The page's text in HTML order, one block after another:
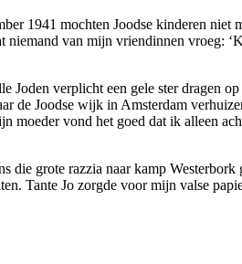
1941 mochten Joodse kinderen niet
niemand van mijn vriendinnen vroeg:
verplicht een gele ster dragen
de Joodse wijk in Amsterdam
moeder vond het goed dat ik alleen
grote razzia naar kamp Westerbork
Tante Jo zorgde voor mijn valse